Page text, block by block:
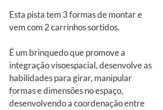
Esta pista tem 3 formas de montar e
vem com 2 carrinhos sortidos.
É um brinquedo que promove a
integração visoespacial, desenvolve as
habilidades para girar, manipular
formas e dimensões no espaço,
desenvolvendo a coordenação entre